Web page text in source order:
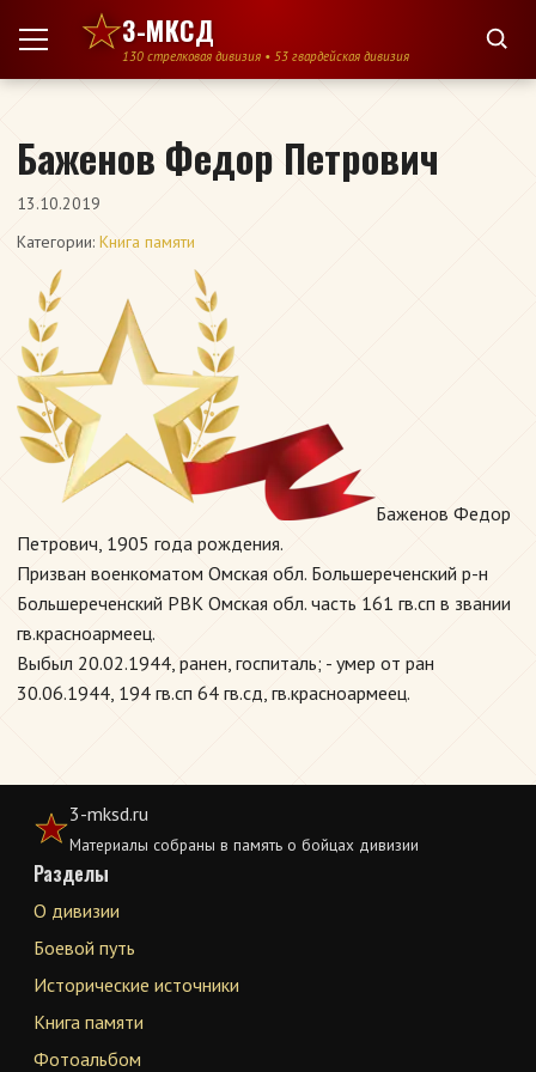
Перейти к содержимому
3-МКСД
130 стрелковая дивизия • 53 гвардейская дивизия
Баженов Федор Петрович
13.10.2019
Категории: Книга памяти
Баженов Федор
Петрович, 1905 года рождения.
Призван военкоматом Омская обл. Большереченский р-н
Большереченский РВК Омская обл. часть 161 гв.сп в звании
гв.красноармеец.
Выбыл 20.02.1944, ранен, госпиталь; - умер от ран
30.06.1944, 194 гв.сп 64 гв.сд, гв.красноармеец.
3-mksd.ru
Материалы собраны в память о бойцах дивизии
Разделы
О дивизии
Боевой путь
Исторические источники
Книга памяти
Фотоальбом